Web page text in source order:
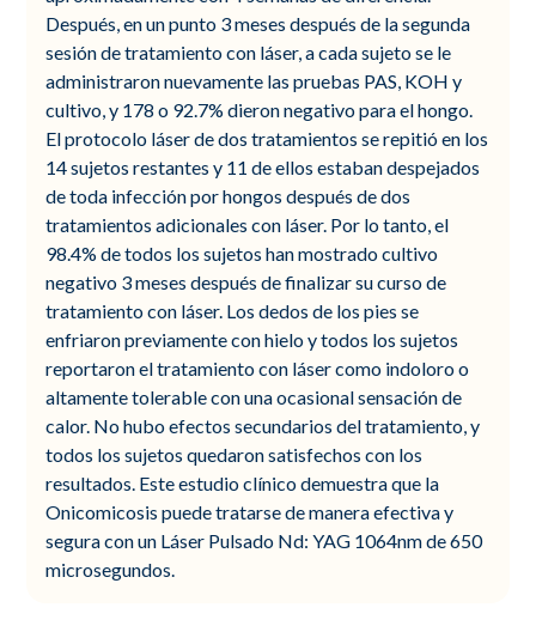
Después, en un punto 3 meses después de la segunda
sesión de tratamiento con láser, a cada sujeto se le
administraron nuevamente las pruebas PAS, KOH y
cultivo, y 178 o 92.7% dieron negativo para el hongo.
El protocolo láser de dos tratamientos se repitió en los
14 sujetos restantes y 11 de ellos estaban despejados
de toda infección por hongos después de dos
tratamientos adicionales con láser. Por lo tanto, el
98.4% de todos los sujetos han mostrado cultivo
negativo 3 meses después de finalizar su curso de
tratamiento con láser. Los dedos de los pies se
enfriaron previamente con hielo y todos los sujetos
reportaron el tratamiento con láser como indoloro o
altamente tolerable con una ocasional sensación de
calor. No hubo efectos secundarios del tratamiento, y
todos los sujetos quedaron satisfechos con los
resultados. Este estudio clínico demuestra que la
Onicomicosis puede tratarse de manera efectiva y
segura con un Láser Pulsado Nd: YAG 1064nm de 650
microsegundos.